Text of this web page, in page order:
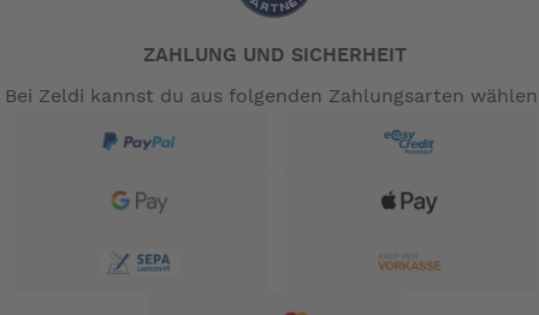
ZAHLUNG UND SICHERHEIT
Bei Zeldi kannst du aus folgenden Zahlungsarten